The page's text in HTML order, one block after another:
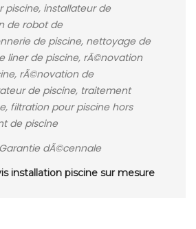
piscine, installateur de
de robot de
de piscine, nettoyage de
liner de piscine, rÃ©novation
rÃ©novation de
de piscine, traitement
filtration pour piscine hors
de piscine
dÃ©cennale
installation piscine sur mesure